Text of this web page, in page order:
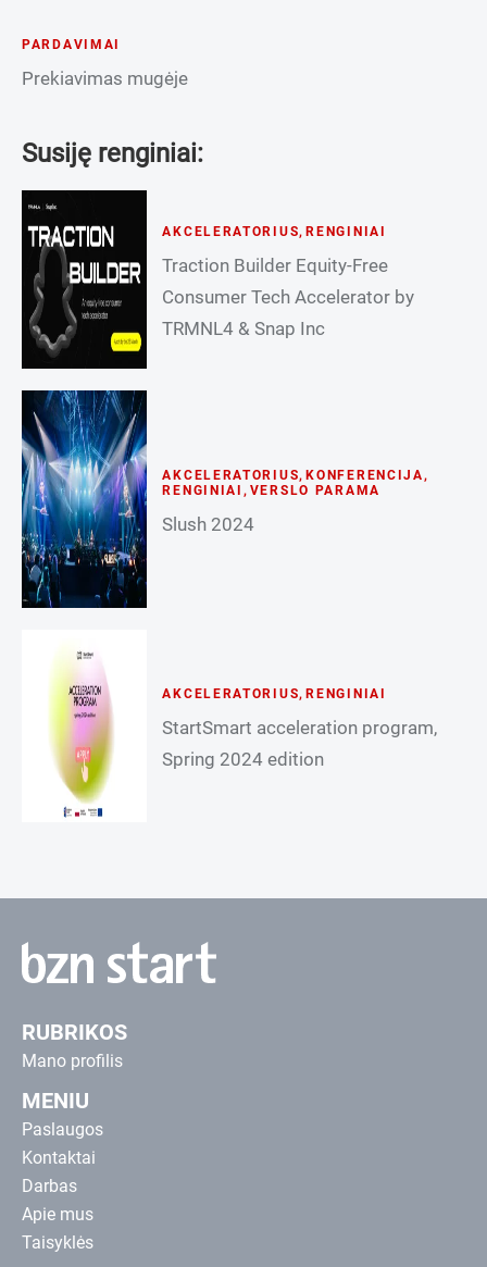
PARDAVIMAI
Prekiavimas mugėje
Susiję renginiai:
AKCELERATORIUS, RENGINIAI
Traction Builder Equity-Free
Consumer Tech Accelerator by
TRMNL4 & Snap Inc
AKCELERATORIUS, KONFERENCIJA,
RENGINIAI , VERSLO PARAMA
Slush 2024
AKCELERATORIUS, RENGINIAI
StartSmart acceleration program,
Spring 2024 edition
RUBRIKOS
Mano profilis
MENIU
Paslaugos
Kontaktai
Darbas
Apie mus
Taisyklės